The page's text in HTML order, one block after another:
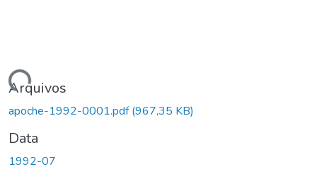
Arquivos
apoche-1992-0001.pdf(967,35 KB)
Data
1992-07